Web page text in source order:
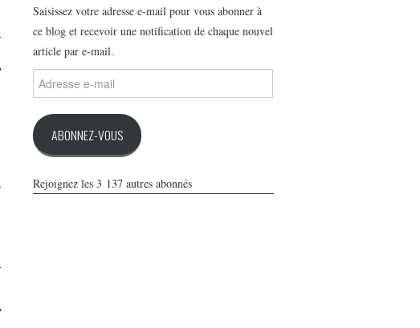
Saisissez votre adresse e-mail pour vous abonner à
ce blog et recevoir une notification de chaque nouvel
article par e-mail.
Adresse
e-
ABONNEZ-VOUS
Rejoignez les 3 137 autres abonnés